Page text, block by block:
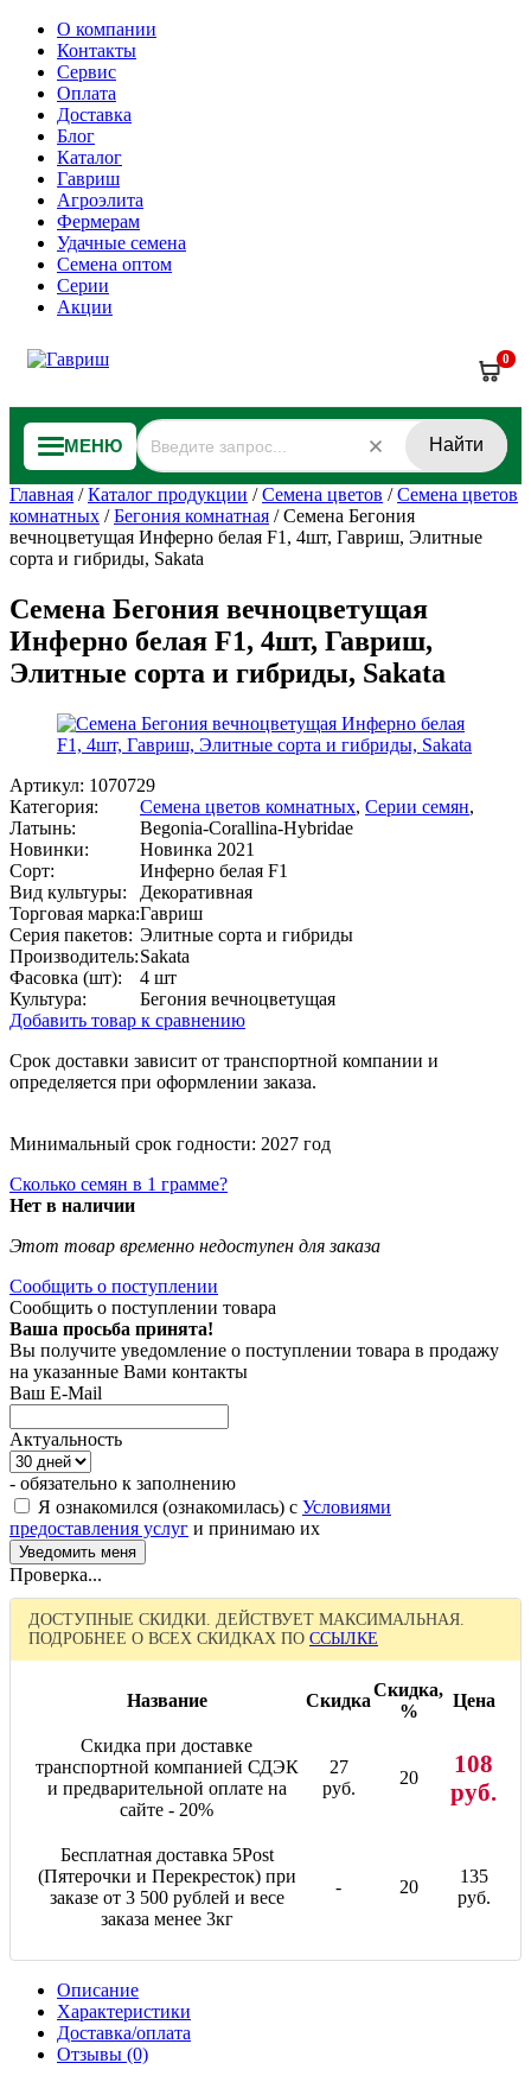
О компании
Контакты
Сервис
Оплата
Доставка
Блог
Каталог
Гавриш
Агроэлита
Фермерам
Удачные семена
Семена оптом
Серии
Акции
0
МЕНЮ Найти
Главная /Каталог продукции /Семена цветов /Семена цветов
комнатных /Бегония комнатная /Семена Бегония
вечноцветущая Инферно белая F1, 4шт, Гавриш, Элитные
сорта и гибриды, Sakata
Семена Бегония вечноцветущая
Инферно белая F1, 4шт, Гавриш,
Элитные сорта и гибриды, Sakata
Артикул: 1070729
Категория:
Семена цветов комнатных, Серии семян,
Латынь:
Begonia-Corallina-Hybridae
Новинки:
Новинка 2021
Сорт:
Инферно белая F1
Вид культуры:
Декоративная
Торговая марка:Гавриш
Серия пакетов: Элитные сорта и гибриды
Производитель:Sakata
Фасовка (шт):
4 шт
Культура:
Бегония вечноцветущая
Добавить товар к сравнению
Срок доставки зависит от транспортной компании и
определяется при оформлении заказа.
Минимальный срок годности: 2027 год
Сколько семян в 1 грамме?
Нет в наличии
Этот товар временно недоступен для заказа
Сообщить о поступлении
Сообщить о поступлении товара
Ваша просьба принята!
Вы получите уведомление о поступлении товара в продажу
на указанные Вами контакты
Ваш E-Mail
Актуальность
- обязательно к заполнению
Я ознакомился (ознакомилась) с Условиями
предоставления услуг и принимаю их
Проверка...
ДОСТУПНЫЕ СКИДКИ. ДЕЙСТВУЕТ МАКСИМАЛЬНАЯ.
ПОДРОБНЕЕ О ВСЕХ СКИДКАХ ПО ССЫЛКЕ
Название Скидка
Скидка,
%
Цена
Скидка при доставке
транспортной компанией СДЭК
и предварительной оплате на
сайте - 20%
27
руб.
20
108
руб.
Бесплатная доставка 5Post
(Пятерочки и Перекресток) при
заказе от 3 500 рублей и весе
заказа менее 3кг
- 20
135
руб.
Описание
Характеристики
Доставка/оплата
Отзывы (0)